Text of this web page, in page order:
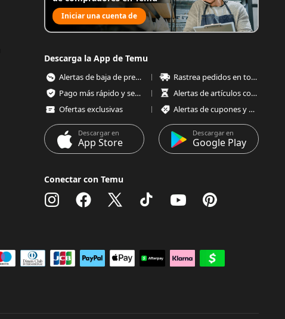
Iniciar una cuenta de
venta
Descarga la App de Temu
Alertas de baja de precios
Rastrea pedidos en todo momento
Pago más rápido y seguro
Alertas de artículos con poco stock
Ofertas exclusivas
Alertas de cupones y ofertas
Descargar en
App Store
Descargar en
Google Play
Conectar con Temu